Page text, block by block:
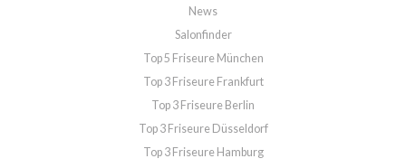
News
Salonfinder
Top 5 Friseure München
Top 3 Friseure Frankfurt
Top 3 Friseure Berlin
Top 3 Friseure Düsseldorf
Top 3 Friseure Hamburg